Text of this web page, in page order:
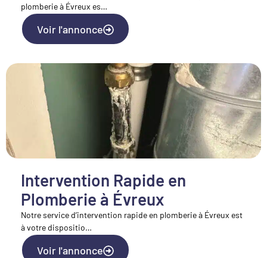
plomberie à Évreux es…
Voir l'annonce
Intervention Rapide en
Plomberie à Évreux
Notre service d’intervention rapide en plomberie à Évreux est
à votre dispositio…
Voir l'annonce